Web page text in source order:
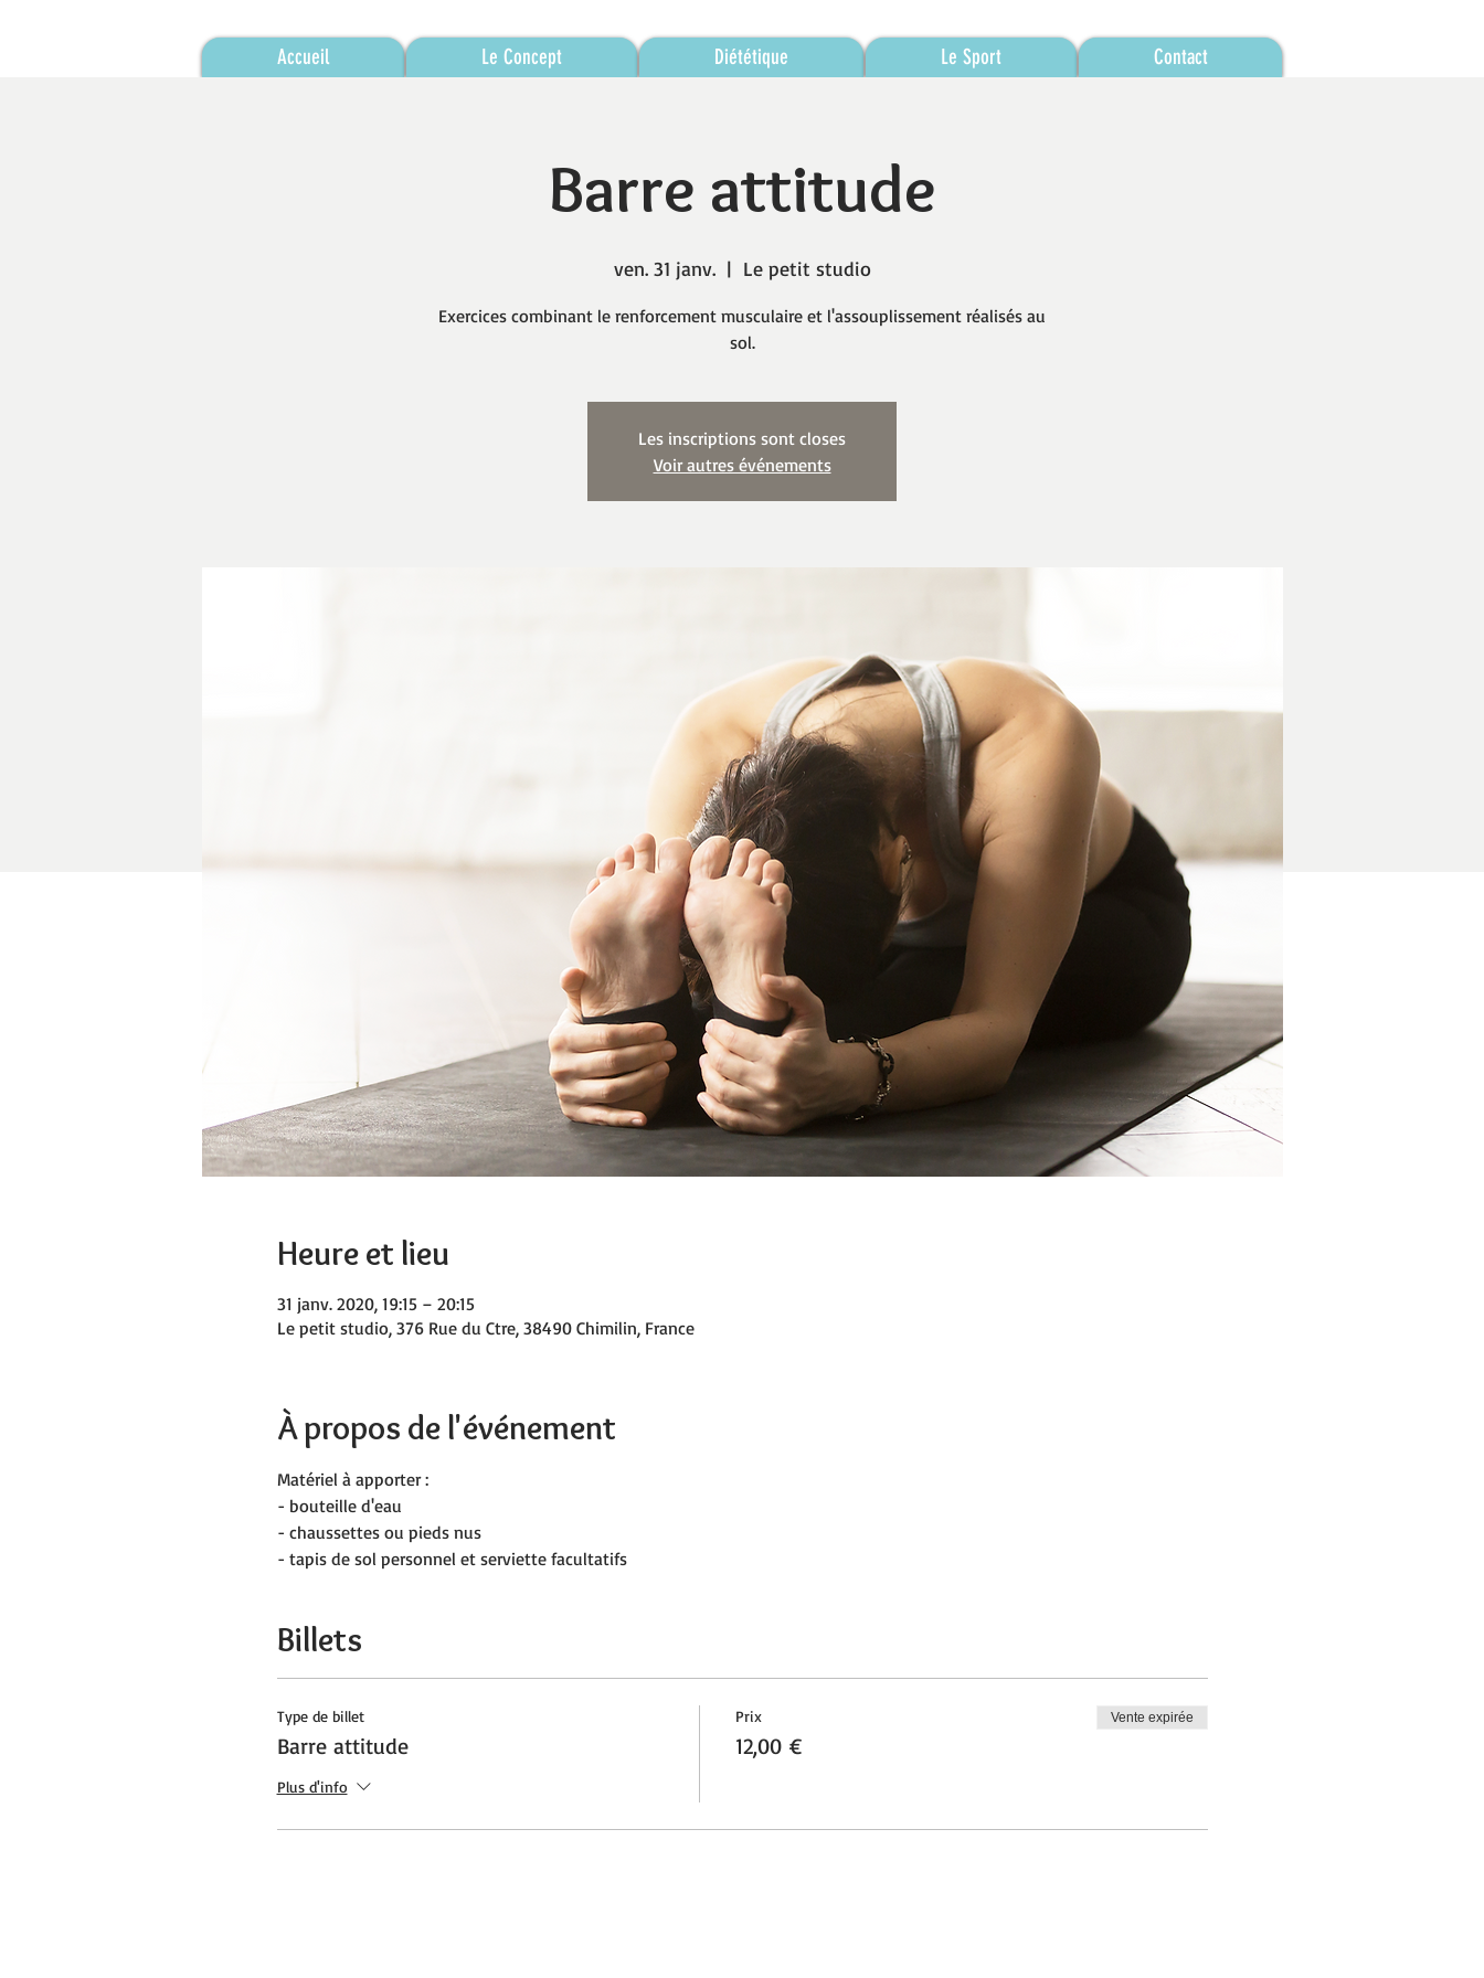
Accueil Le Concept Diététique Le Sport Contact
Barre attitude
ven. 31 janv.
  |
Le petit studio
Exercices combinant le renforcement musculaire et l'assouplissement réalisés au
sol.
Les inscriptions sont closes
Voir autres événements
Heure et lieu
31 janv. 2020, 19:15 – 20:15
Le petit studio, 376 Rue du Ctre, 38490 Chimilin, France
À propos de l'événement
Matériel à apporter :
- bouteille d'eau
- chaussettes ou pieds nus
- tapis de sol personnel et serviette facultatifs
Billets
Type de billet
Barre attitude
Plus d'info
Prix
12,00 €
Vente expirée